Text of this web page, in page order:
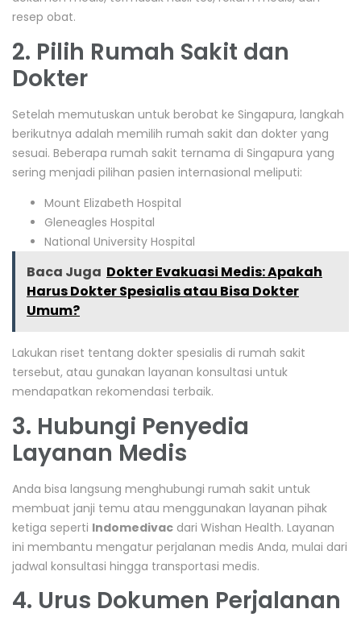
resep obat.
2. Pilih Rumah Sakit dan
Dokter
Setelah memutuskan untuk berobat ke Singapura, langkah
berikutnya adalah memilih rumah sakit dan dokter yang
sesuai. Beberapa rumah sakit ternama di Singapura yang
sering menjadi pilihan pasien internasional meliputi:
Mount Elizabeth Hospital
Gleneagles Hospital
National University Hospital
Baca Juga Dokter Evakuasi Medis: Apakah
Harus Dokter Spesialis atau Bisa Dokter
Umum?
Lakukan riset tentang dokter spesialis di rumah sakit
tersebut, atau gunakan layanan konsultasi untuk
mendapatkan rekomendasi terbaik.
3. Hubungi Penyedia
Layanan Medis
Anda bisa langsung menghubungi rumah sakit untuk
membuat janji temu atau menggunakan layanan pihak
ketiga seperti Indomedivac dari Wishan Health. Layanan
ini membantu mengatur perjalanan medis Anda, mulai dari
jadwal konsultasi hingga transportasi medis.
4. Urus Dokumen Perjalanan